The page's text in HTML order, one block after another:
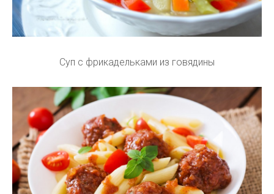
Суп с фрикадельками из говядины